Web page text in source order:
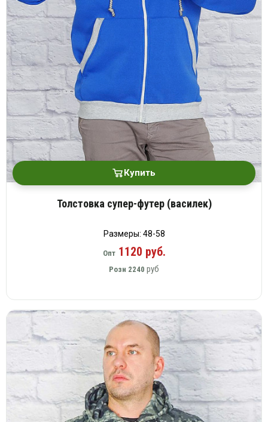
Купить
Толстовка супер-футер (василек)
Размеры: 48-58
Опт1120 руб.
Розн 2240 руб